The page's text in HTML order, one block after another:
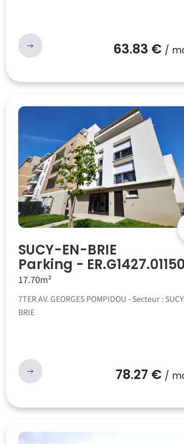
63.83 € /
SUCY-EN-BRIE
Parking - ER.G1427.01150
17.70m²
7TER AV. GEORGES POMPIDOU - Secteur :
BRIE
78.27 € /